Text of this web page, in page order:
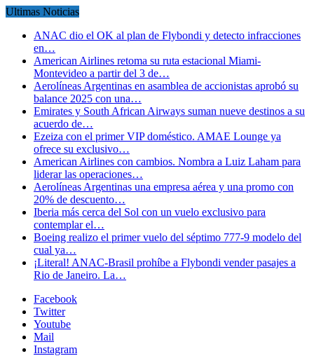
Ultimas Noticias
ANAC dio el OK al plan de Flybondi y detecto infracciones
en…
American Airlines retoma su ruta estacional Miami-
Montevideo a partir del 3 de…
Aerolíneas Argentinas en asamblea de accionistas aprobó su
balance 2025 con una…
Emirates y South African Airways suman nueve destinos a su
acuerdo de…
Ezeiza con el primer VIP doméstico. AMAE Lounge ya
ofrece su exclusivo…
American Airlines con cambios. Nombra a Luiz Laham para
liderar las operaciones…
Aerolíneas Argentinas una empresa aérea y una promo con
20% de descuento…
Iberia más cerca del Sol con un vuelo exclusivo para
contemplar el…
Boeing realizo el primer vuelo del séptimo 777-9 modelo del
cual ya…
¡Literal! ANAC-Brasil prohíbe a Flybondi vender pasajes a
Rio de Janeiro. La…
Facebook
Twitter
Youtube
Mail
Instagram